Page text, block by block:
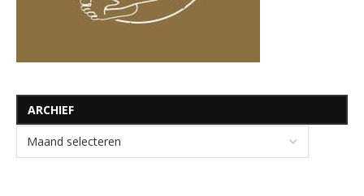
ARCHIEF